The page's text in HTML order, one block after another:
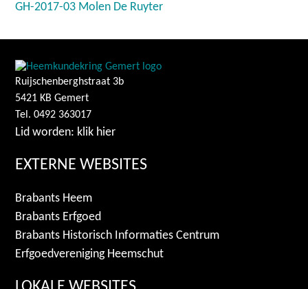
GH-2017-03 Molen De Ruyter
Ruijschenberghstraat 3b
5421 KB Gemert
Tel. 0492 363017
Lid worden: klik hier
EXTERNE WEBSITES
Brabants Heem
Brabants Erfgoed
Brabants Historisch Informaties Centrum
Erfgoedvereniging Heemschut